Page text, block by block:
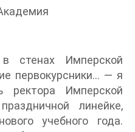
стенах Имперской
первокурсники… — я
Имперской
линейке,
учебного года.